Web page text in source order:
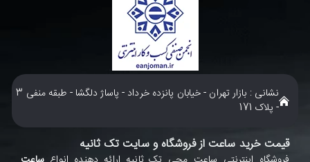
نشانی : بازار تهران - خیابان پانزده خرداد - پاساژ دلگشا - طبقه منفی 3
- پلاک 171
قیمت خرید ساعت از فروشگاه و سایت تک ثانیه